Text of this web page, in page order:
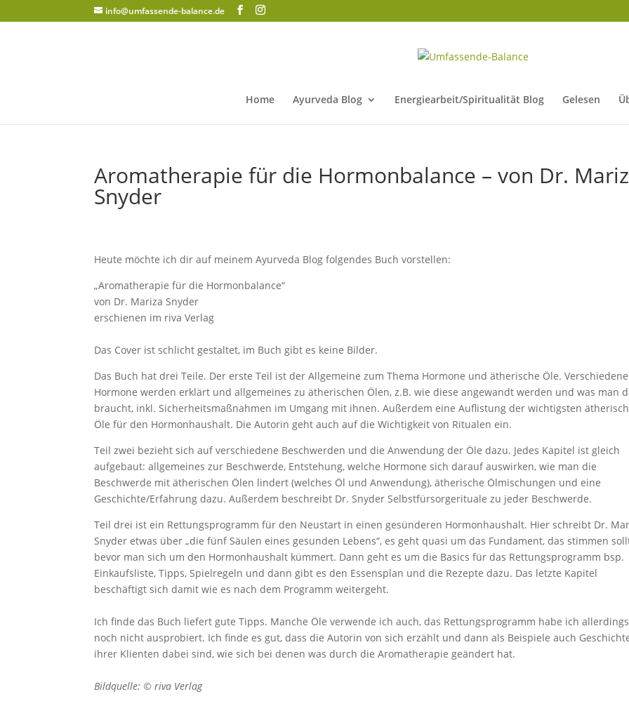
info@umfassende-balance.de
Home Ayurveda Blog Energiearbeit/Spiritualität Blog Gelesen
Aromatherapie für die Hormonbalance – von Dr.
Snyder
Heute möchte ich dir auf meinem Ayurveda Blog folgendes Buch vorstellen:
„Aromatherapie für die Hormonbalance“
von Dr. Mariza Snyder
erschienen im riva Verlag
Das Cover ist schlicht gestaltet, im Buch gibt es keine Bilder.
Das Buch hat drei Teile. Der erste Teil ist der Allgemeine zum Thema Hormone und ätherische Öle. Verschiedene
Hormone werden erklärt und allgemeines zu ätherischen Ölen, z.B. wie diese angewandt werden und was man
braucht, inkl. Sicherheitsmaßnahmen im Umgang mit ihnen. Außerdem eine Auflistung der wichtigsten
Öle für den Hormonhaushalt. Die Autorin geht auch auf die Wichtigkeit von Ritualen ein.
Teil zwei bezieht sich auf verschiedene Beschwerden und die Anwendung der Öle dazu. Jedes Kapitel ist gleich
aufgebaut: allgemeines zur Beschwerde, Entstehung, welche Hormone sich darauf auswirken, wie man die
Beschwerde mit ätherischen Ölen lindert (welches Öl und Anwendung), ätherische Ölmischungen und eine
Geschichte/Erfahrung dazu. Außerdem beschreibt Dr. Snyder Selbstfürsorgerituale zu jeder Beschwerde.
Teil drei ist ein Rettungsprogramm für den Neustart in einen gesünderen Hormonhaushalt. Hier schreibt Dr.
Snyder etwas über „die fünf Säulen eines gesunden Lebens“, es geht quasi um das Fundament, das stimmen
bevor man sich um den Hormonhaushalt kümmert. Dann geht es um die Basics für das Rettungsprogramm bsp.
Einkaufsliste, Tipps, Spielregeln und dann gibt es den Essensplan und die Rezepte dazu. Das letzte Kapitel
beschäftigt sich damit wie es nach dem Programm weitergeht.
Ich finde das Buch liefert gute Tipps. Manche Öle verwende ich auch, das Rettungsprogramm habe ich allerdings
noch nicht ausprobiert. Ich finde es gut, dass die Autorin von sich erzählt und dann als Beispiele auch
ihrer Klienten dabei sind, wie sich bei denen was durch die Aromatherapie geändert hat.
Bildquelle: © riva Verlag